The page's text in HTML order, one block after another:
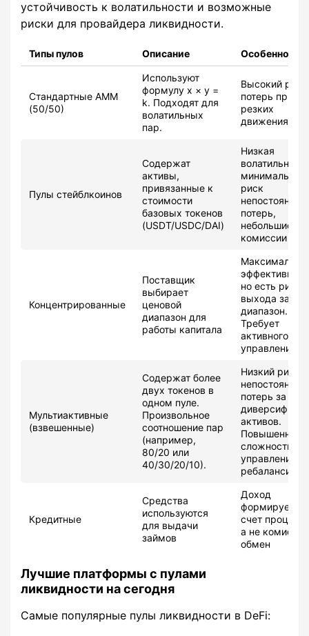
устойчивость к волатильности и возможные
риски для провайдера ликвидности.
Типы пулов Описание Особенности
Стандартные AMM
(50/50)
Используют
формулу x × y =
k. Подходят для
волатильных
пар.
Высокий риск
потерь при
резких
движениях
Пулы стейблкоинов
Содержат
активы,
привязанные к
стоимости
базовых токенов
(USDT/USDC/DAI)
Низкая
минимальный
риск
непостоянных
потерь,
небольшие
комиссии
Концентрированные
Поставщик
выбирает
ценовой
диапазон для
работы капитала
но есть риск
выхода за
диапазон.
Требует
активного
управления.
Мультиактивные
(взвешенные)
Содержат более
двух токенов в
одном пуле.
Произвольное
соотношение пар
(например,
80/20 или
40/30/20/10).
Низкий риск
непостоянных
потерь за
активов.
Повышенная
сложность
управления и
Кредитные
Средства
используются
для выдачи
займов
Доход
формируется
счет
а не
обмен
Лучшие платформы с пулами
ликвидности на сегодня
Самые популярные пулы ликвидности в DeFi: